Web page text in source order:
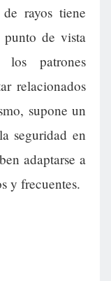
rayos tiene
punto de vista
patrones
relacionados
supone un
seguridad en
adaptarse a
y frecuentes.